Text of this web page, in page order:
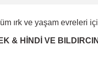
ırk ve yaşam evreleri
& HİNDİ VE BILDIRCIN